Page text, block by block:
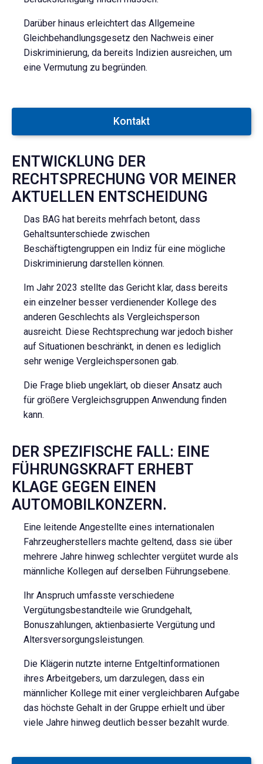
Darüber hinaus erleichtert das Allgemeine
Gleichbehandlungsgesetz den Nachweis einer
Diskriminierung, da bereits Indizien ausreichen, um
eine Vermutung zu begründen.
Kontakt
ENTWICKLUNG DER
RECHTSPRECHUNG VOR MEINER
AKTUELLEN ENTSCHEIDUNG
Das BAG hat bereits mehrfach betont, dass
Gehaltsunterschiede zwischen
Beschäftigtengruppen ein Indiz für eine mögliche
Diskriminierung darstellen können.
Im Jahr 2023 stellte das Gericht klar, dass bereits
ein einzelner besser verdienender Kollege des
anderen Geschlechts als Vergleichsperson
ausreicht. Diese Rechtsprechung war jedoch bisher
auf Situationen beschränkt, in denen es lediglich
sehr wenige Vergleichspersonen gab.
Die Frage blieb ungeklärt, ob dieser Ansatz auch
für größere Vergleichsgruppen Anwendung finden
kann.
DER SPEZIFISCHE FALL: EINE
FÜHRUNGSKRAFT ERHEBT
KLAGE GEGEN EINEN
AUTOMOBILKONZERN.
Eine leitende Angestellte eines internationalen
Fahrzeugherstellers machte geltend, dass sie über
mehrere Jahre hinweg schlechter vergütet wurde als
männliche Kollegen auf derselben Führungsebene.
Ihr Anspruch umfasste verschiedene
Vergütungsbestandteile wie Grundgehalt,
Bonuszahlungen, aktienbasierte Vergütung und
Altersversorgungsleistungen.
Die Klägerin nutzte interne Entgeltinformationen
ihres Arbeitgebers, um darzulegen, dass ein
männlicher Kollege mit einer vergleichbaren Aufgabe
das höchste Gehalt in der Gruppe erhielt und über
viele Jahre hinweg deutlich besser bezahlt wurde.